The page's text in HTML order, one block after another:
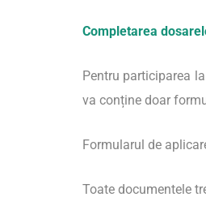
Completarea
Pentru participarea
va conține doar
Formularul de
Toate documentele